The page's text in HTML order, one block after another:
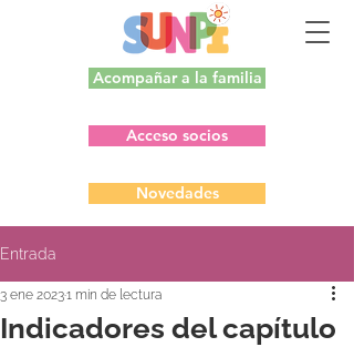
Acompañar a la familia
Acceso socios
Novedades
Entrada
Indicadores del capítulo
3 ene 20231 min de lectura